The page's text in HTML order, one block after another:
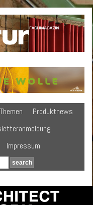
Produktnews
Impressum